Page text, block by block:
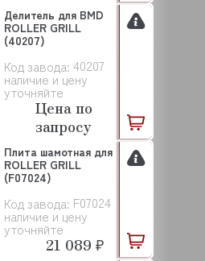
Код завода: 40207
наличие и цену
уточняйте
Делитель для BMD
ROLLER GRILL
(40207)
Цена по
запросу
Код завода: F07024
наличие и цену
уточняйте
Плита шамотная для
ROLLER GRILL
(F07024)
21 089 ₽